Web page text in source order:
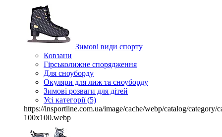
Зимові види спорту
Ковзани
Гірськолижне спорядження
Для сноуборду
Окуляри для лиж та сноуборду
Зимові розваги для дітей
Усі категорії (5)
https://insportline.com.ua/image/cache/webp/catalog/category/
100x100.webp